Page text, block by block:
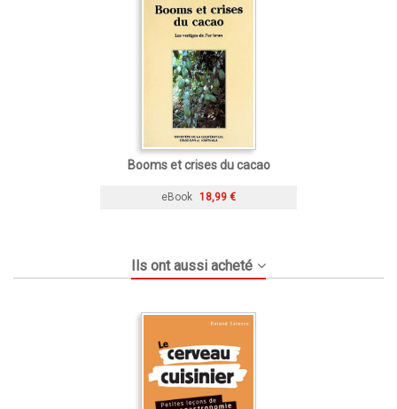
Booms et crises du cacao
eBook 18,99 €
Ils ont aussi acheté